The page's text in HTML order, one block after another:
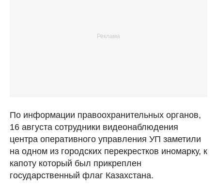
По информации правоохранительных органов,
16 августа сотрудники видеонаблюдения
центра оперативного управления УП заметили
на одном из городских перекрестков иномарку, к
капоту который был прикреплен
государственный флаг Казахстана.